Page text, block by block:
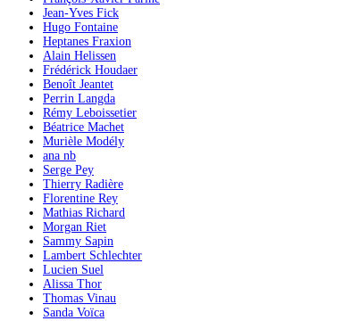
Jean-Yves Fick
Hugo Fontaine
Heptanes Fraxion
Alain Helissen
Frédérick Houdaer
Benoît Jeantet
Perrin Langda
Rémy Leboissetier
Béatrice Machet
Murièle Modély
ana nb
Serge Pey
Thierry Radière
Florentine Rey
Mathias Richard
Morgan Riet
Sammy Sapin
Lambert Schlechter
Lucien Suel
Alissa Thor
Thomas Vinau
Sanda Voïca